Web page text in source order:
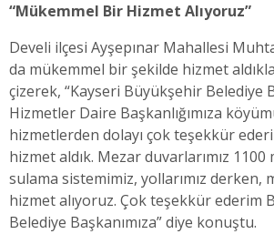
“Mükemmel Bir Hizmet Alıyoruz”
Develi ilçesi Ayşepınar Mahallesi
da mükemmel bir şekilde hizmet
çizerek, “Kayseri Büyükşehir Belediye
Hizmetler Daire Başkanlığımıza
hizmetlerden dolayı çok teşekkür
hizmet aldık. Mezar duvarlarımız 1100
sulama sistemimiz, yollarımız derken,
hizmet alıyoruz. Çok teşekkür ederim
Belediye Başkanımıza” diye konuştu.